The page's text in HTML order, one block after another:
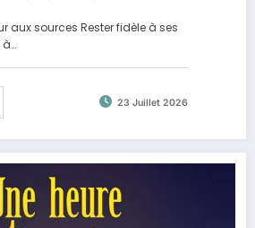
aux sources Rester fidèle à ses
à…
23 Juillet 2026